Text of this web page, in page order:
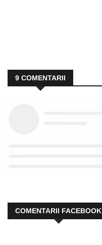
9 COMENTARII
COMENTARII FACEBOOK